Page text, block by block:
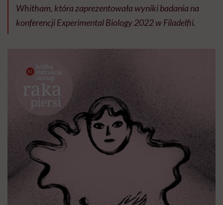
Whitham, która zaprezentowała wyniki badania na
konferencji Experimental Biology 2022 w Filadelfii.